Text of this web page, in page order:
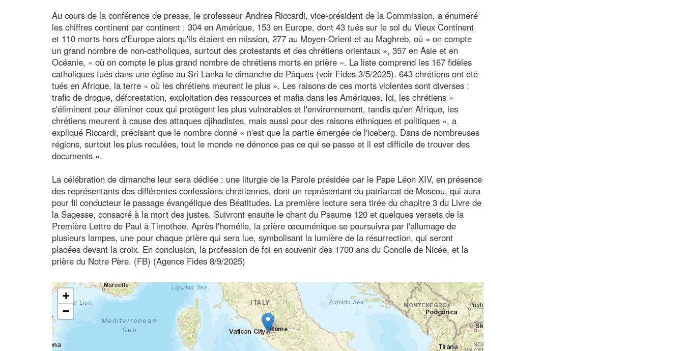
Au cours de la conférence de presse, le professeur Andrea Riccardi, vice-président de la Commission, a énuméré
les chiffres continent par continent : 304 en Amérique, 153 en Europe, dont 43 tués sur le sol du Vieux Continent
et 110 morts hors d'Europe alors qu'ils étaient en mission, 277 au Moyen-Orient et au Maghreb, où « on compte
un grand nombre de non-catholiques, surtout des protestants et des chrétiens orientaux », 357 en Asie et en
Océanie, « où on compte le plus grand nombre de chrétiens morts en prière ». La liste comprend les 167 fidèles
catholiques tués dans une église au Sri Lanka le dimanche de Pâques (voir Fides 3/5/2025). 643 chrétiens ont été
tués en Afrique, la terre « où les chrétiens meurent le plus ». Les raisons de ces morts violentes sont diverses :
trafic de drogue, déforestation, exploitation des ressources et mafia dans les Amériques. Ici, les chrétiens «
s'éliminent pour éliminer ceux qui protègent les plus vulnérables et l'environnement, tandis qu'en Afrique, les
chrétiens meurent à cause des attaques djihadistes, mais aussi pour des raisons ethniques et politiques », a
expliqué Riccardi, précisant que le nombre donné « n'est que la partie émergée de l'iceberg. Dans de nombreuses
régions, surtout les plus reculées, tout le monde ne dénonce pas ce qui se passe et il est difficile de trouver des
documents ».
La célébration de dimanche leur sera dédiée : une liturgie de la Parole présidée par le Pape Léon XIV, en présence
des représentants des différentes confessions chrétiennes, dont un représentant du patriarcat de Moscou, qui aura
pour fil conducteur le passage évangélique des Béatitudes. La première lecture sera tirée du chapitre 3 du Livre de
la Sagesse, consacré à la mort des justes. Suivront ensuite le chant du Psaume 120 et quelques versets de la
Première Lettre de Paul à Timothée. Après l'homélie, la prière œcuménique se poursuivra par l'allumage de
plusieurs lampes, une pour chaque prière qui sera lue, symbolisant la lumière de la résurrection, qui seront
placées devant la croix. En conclusion, la profession de foi en souvenir des 1700 ans du Concile de Nicée, et la
prière du Notre Père. (FB) (Agence Fides 8/9/2025)
+
−